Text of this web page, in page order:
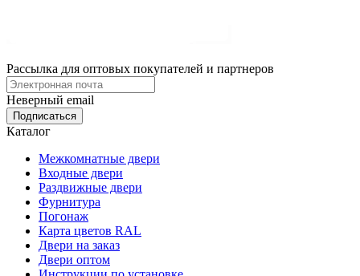
Рассылка для оптовых покупателей и партнеров
Неверный email
Каталог
Межкомнатные двери
Входные двери
Раздвижные двери
Фурнитура
Погонаж
Карта цветов RAL
Двери на заказ
Двери оптом